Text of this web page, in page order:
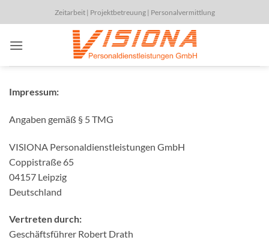
Inhalt
Zeitarbeit | Projektbetreuung | Personalvermittlung
Impressum:
Angaben gemäß § 5 TMG
VISIONA Personaldienstleistungen GmbH
Coppistraße 65
04157 Leipzig
Deutschland
Vertreten durch:
Geschäftsführer Robert Drath